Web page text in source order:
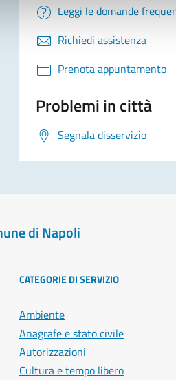
Leggi le domande
Richiedi assistenza
Prenota appuntamento
Problemi in città
Segnala disservizio
di Napoli
CATEGORIE DI SERVIZIO
Ambiente
Anagrafe e stato civile
Autorizzazioni
Cultura e tempo libero